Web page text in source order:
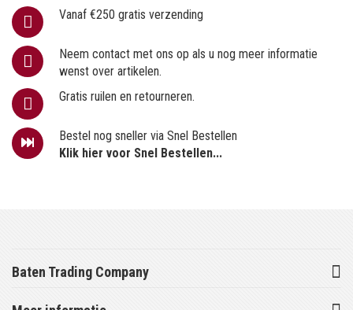
Vanaf €250 gratis verzending
Neem contact met ons op als u nog meer informatie
wenst over artikelen.
Gratis ruilen en retourneren.
Bestel nog sneller via Snel Bestellen
Klik hier voor Snel Bestellen...
Baten Trading Company